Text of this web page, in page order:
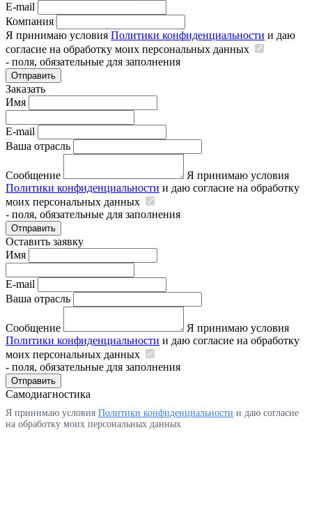
E-mail
Компания
Я принимаю условия Политики конфиденциальности и даю
согласие на обработку моих персональных данных
- поля, обязательные для заполнения
Отправить
Заказать
Имя
E-mail
Ваша отрасль
Сообщение
Я принимаю условия
Политики конфиденциальности и даю согласие на обработку
моих персональных данных
- поля, обязательные для заполнения
Отправить
Оставить заявку
Имя
E-mail
Ваша отрасль
Сообщение
Я принимаю условия
Политики конфиденциальности и даю согласие на обработку
моих персональных данных
- поля, обязательные для заполнения
Отправить
Самодиагностика
Я принимаю условия Политики конфиденциальности и даю согласие
на обработку моих персональных данных